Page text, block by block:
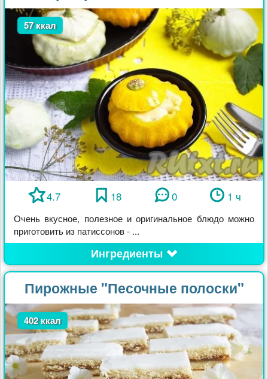
57 ккал
4.7 18 0 1 ч
Очень вкусное, полезное и оригинальное блюдо можно
приготовить из патиссонов - ...
Ингредиенты
Пирожные "Песочные полоски"
402 ккал